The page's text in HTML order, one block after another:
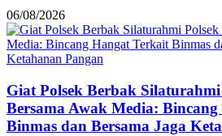
06/08/2026
Giat Polsek Berbak
Bersama Awak Media:
Binmas dan Bersama Jaga